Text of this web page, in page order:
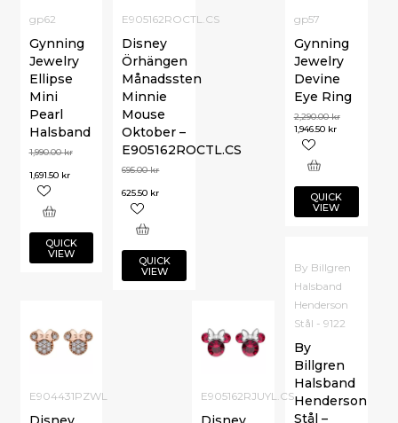
gp62
Gynning
Jewelry
Ellipse
Mini
Pearl
Halsband
1,990.00kr
1,691.50 kr
QUICK
VIEW
gp57
Gynning
Jewelry
Devine
Eye Ring
2,290.00kr
1,946.50 kr
QUICK
VIEW
E905162ROCTL.CS
Disney
Örhängen
Månadssten
Minnie
Mouse
Oktober –
E905162ROCTL.CS
695.00kr
625.50 kr
QUICK
VIEW
By Billgren
Halsband
Henderson
Stål - 9122
By
Billgren
Halsband
Henderson
Stål –
E904431PZWL E905162RJUYL.CS